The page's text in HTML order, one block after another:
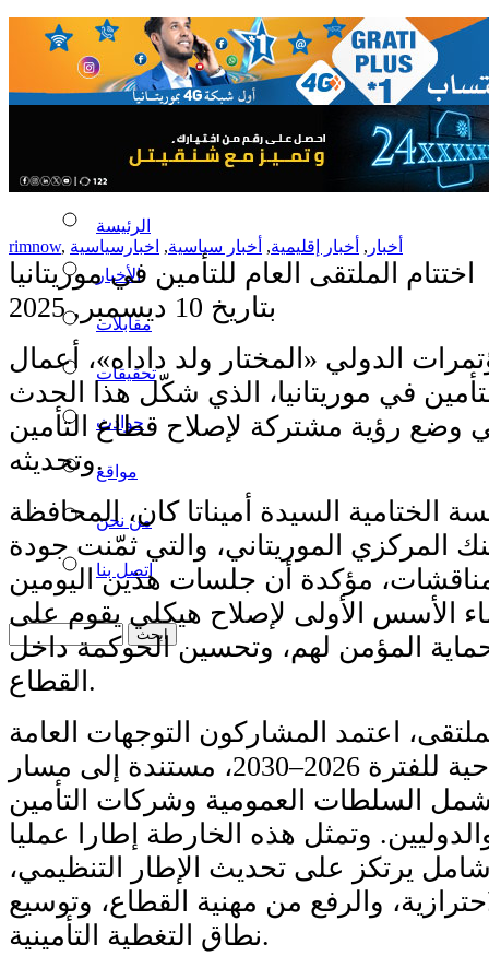
الرئيسة
الأخبار
مقابلات
تحقيقات
حوادث
مواقع
من نحن
اتصل بنا
rimnow, أخبار , أخبار إقليمية, أخبار سياسية, اخبارسياسية
اختتام الملتقى العام للتأمين في موريتانيا
بتاريخ 10 ديسمبر, 2025
الدولي «المختار ولد داداه»، أعمال
في موريتانيا، الذي شكّل هذا الحدث
رؤية مشتركة لإصلاح قطاع التأمين
وتحديثه.
الختامية السيدة أميناتا كان، المحافظة
المركزي الموريتاني، والتي ثمّنت جودة
مؤكدة أن جلسات هذين اليومين
الأسس الأولى لإصلاح هيكلي يقوم على
المؤمن لهم، وتحسين الحوكمة داخل
القطاع.
اعتمد المشاركون التوجهات العامة
لخارطة طريق إصلاحية للفترة 2026–2030، مستندة إلى مسار
السلطات العمومية وشركات التأمين
وتمثل هذه الخارطة إطارا عمليا
يرتكز على تحديث الإطار التنظيمي،
والرفع من مهنية القطاع، وتوسيع
نطاق التغطية التأمينية.